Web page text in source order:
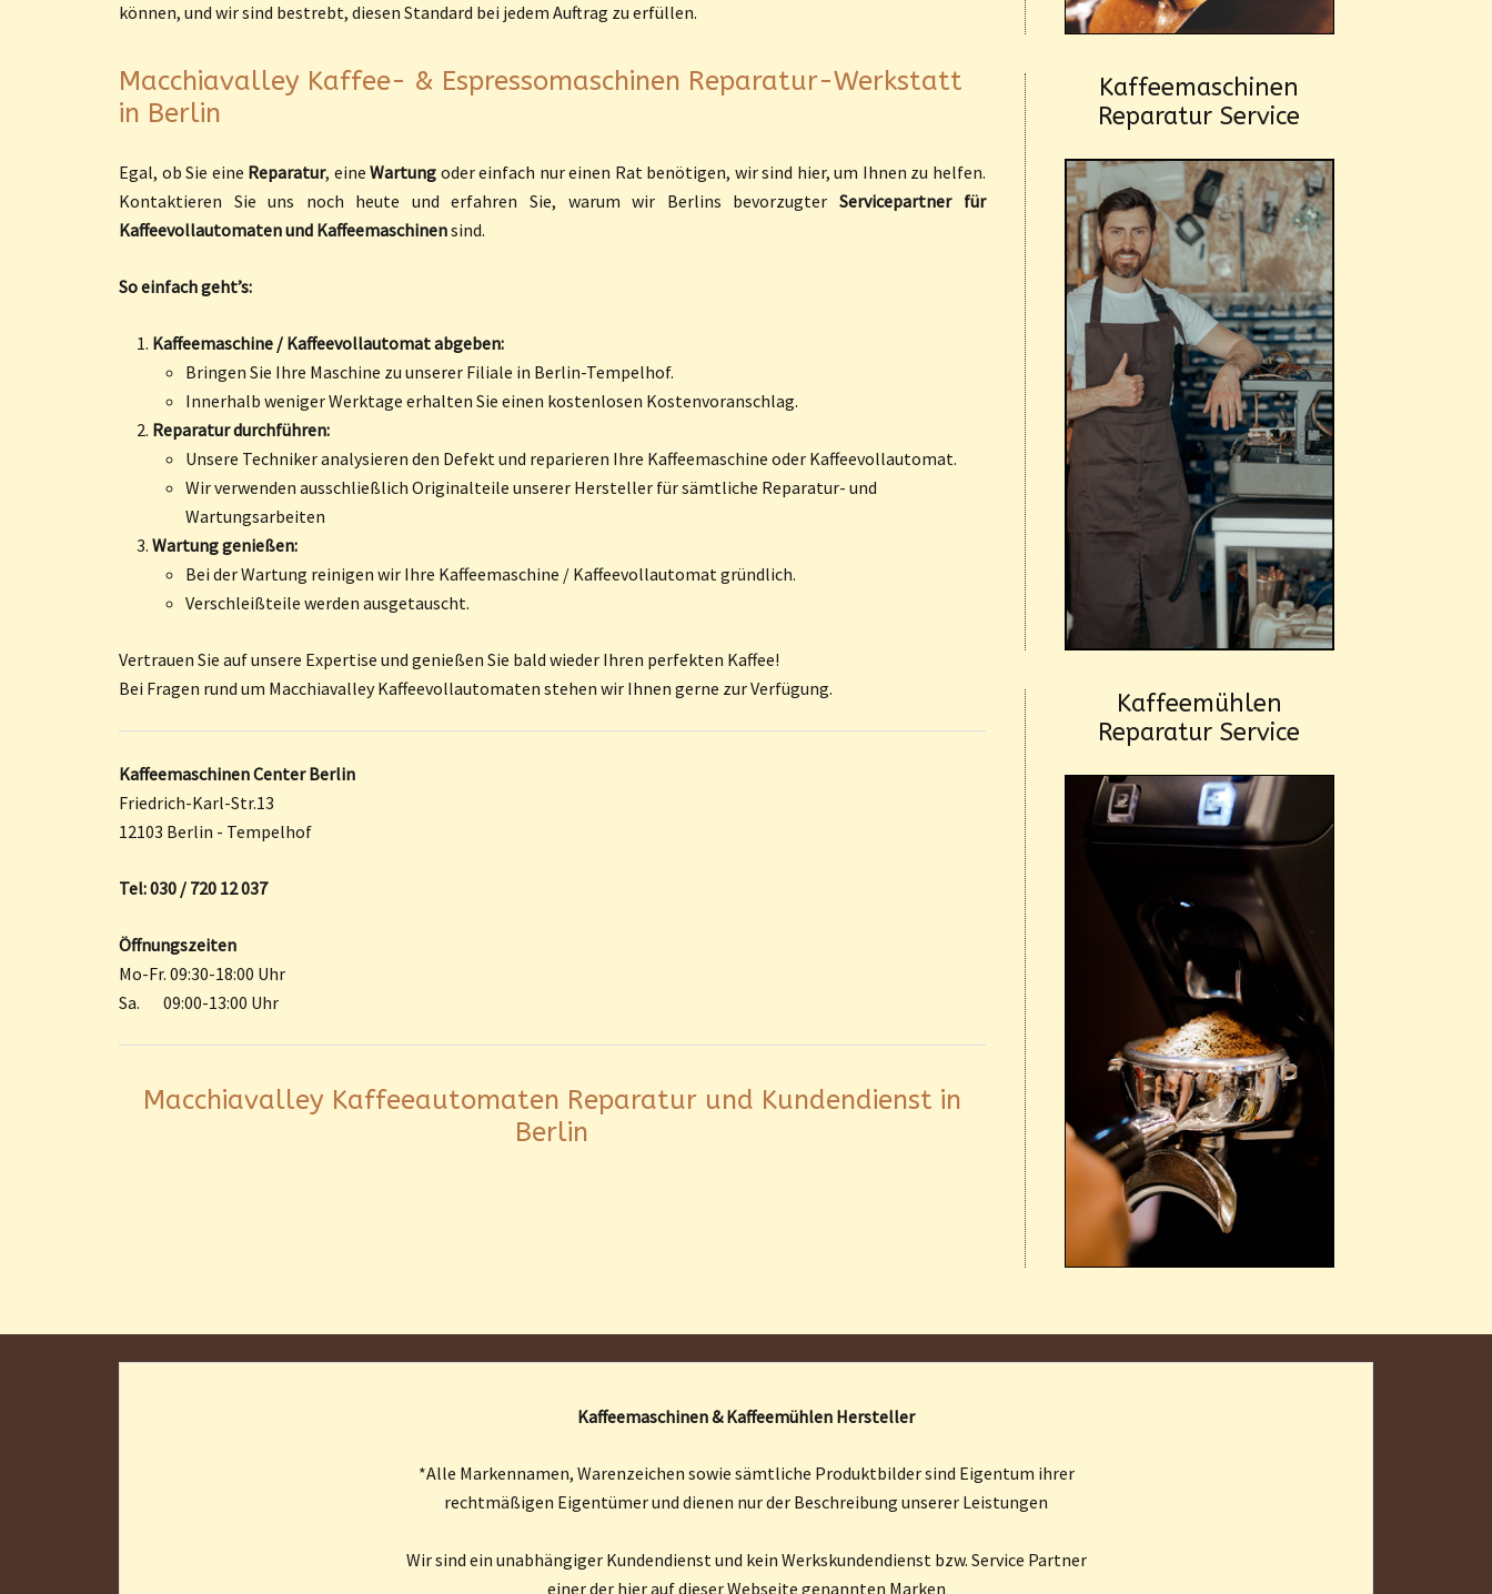
können, und wir sind bestrebt, diesen Standard bei jedem Auftrag zu erfüllen.
Macchiavalley Kaffee- & Espressomaschinen Reparatur-Werkstatt
in Berlin
Egal, ob Sie eine Reparatur, eine Wartung oder einfach nur einen Rat benötigen, wir sind hier, um Ihnen zu helfen.
Kontaktieren Sie uns noch heute und erfahren Sie, warum wir Berlins bevorzugter Servicepartner für
Kaffeevollautomaten und Kaffeemaschinensind.
So einfach geht’s:
Kaffeemaschine / Kaffeevollautomat abgeben:
Bringen Sie Ihre Maschine zu unserer Filiale in Berlin-Tempelhof.
Innerhalb weniger Werktage erhalten Sie einen kostenlosen Kostenvoranschlag.
Reparatur durchführen:
Unsere Techniker analysieren den Defekt und reparieren Ihre Kaffeemaschine oder Kaffeevollautomat.
Wir verwenden ausschließlich Originalteile unserer Hersteller für sämtliche Reparatur- und
Wartungsarbeiten
Wartung genießen:
Bei der Wartung reinigen wir Ihre Kaffeemaschine / Kaffeevollautomat gründlich.
Verschleißteile werden ausgetauscht.
Vertrauen Sie auf unsere Expertise und genießen Sie bald wieder Ihren perfekten Kaffee!
Bei Fragen rund um Macchiavalley Kaffeevollautomaten stehen wir Ihnen gerne zur Verfügung.
Kaffeemaschinen Center Berlin
Friedrich-Karl-Str.13
12103 Berlin - Tempelhof
Tel: 030 / 720 12 037
Öffnungszeiten
Mo-Fr. 09:30-18:00 Uhr
Sa. 09:00-13:00 Uhr
Macchiavalley Kaffeeautomaten Reparatur und Kundendienst in
Berlin
Kaffeemaschinen
Reparatur Service
Kaffeemühlen
Reparatur Service
Kaffeemaschinen & Kaffeemühlen Hersteller
*Alle Markennamen, Warenzeichen sowie sämtliche Produktbilder sind Eigentum ihrer
rechtmäßigen Eigentümer und dienen nur der Beschreibung unserer Leistungen
Wir sind ein unabhängiger Kundendienst und kein Werkskundendienst bzw. Service Partner
einer der hier auf dieser Webseite genannten Marken